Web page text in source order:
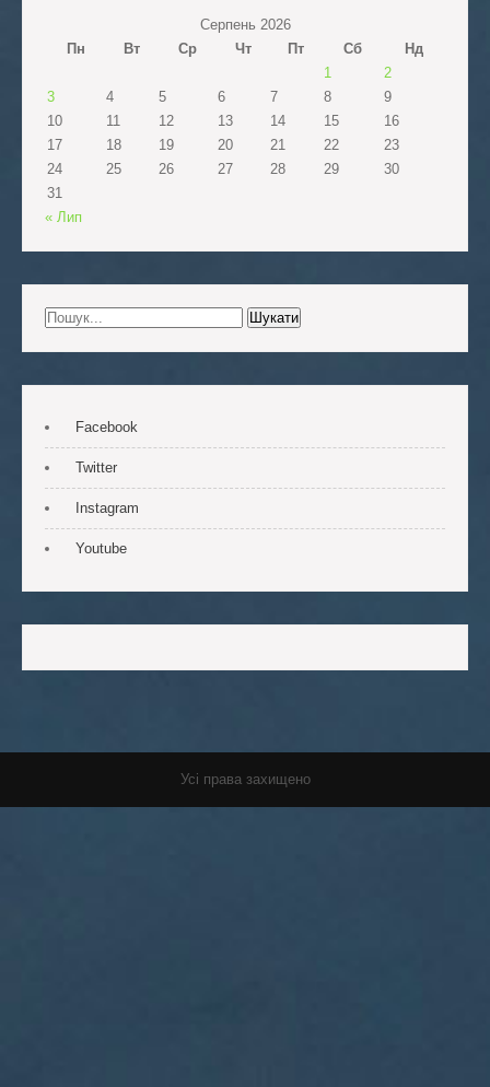
Серпень 2026
Пн
Вт Ср Чт Пт Сб
Нд
1
2
3
4 5 6 7 8
9
10
11 12 13 14 15
16
17
18 19 20 21 22
23
24
25 26 27 28 29
30
31
« Лип
Facebook
Twitter
Instagram
Youtube
Усі права захищено